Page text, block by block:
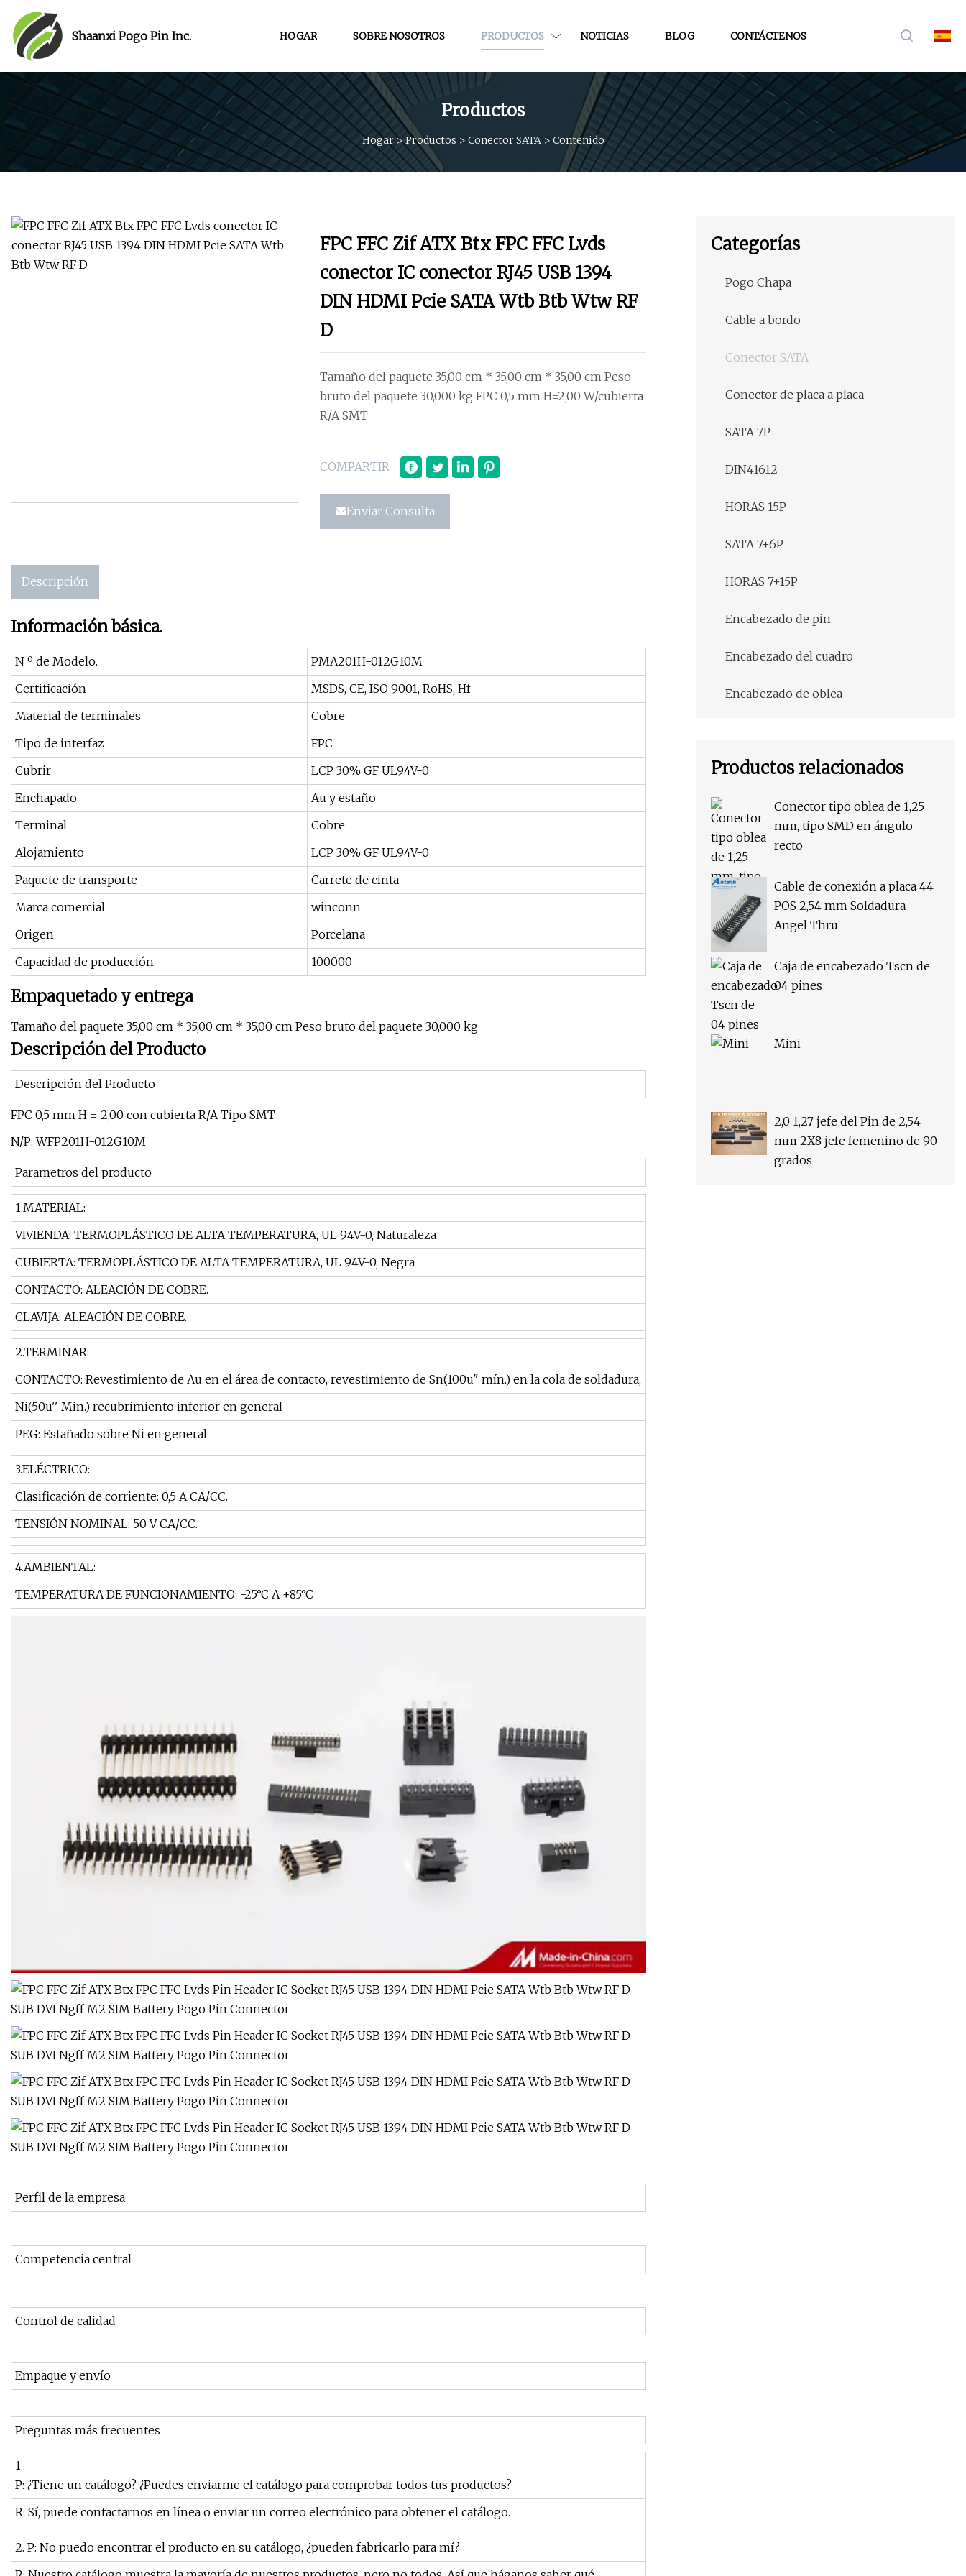
Shaanxi Pogo Pin Inc. HOGAR SOBRE NOSOTROS PRODUCTOS NOTICIAS BLOG CONTÁCTENOS
Productos
Hogar>Productos > Conector SATA > Contenido
FPC FFC Zif ATX Btx FPC FFC Lvds
conector IC conector RJ45 USB 1394
DIN HDMI Pcie SATA Wtb Btb Wtw RF
D
Tamaño del paquete 35,00 cm * 35,00 cm * 35,00 cm Peso
bruto del paquete 30,000 kg FPC 0,5 mm H=2,00 W/cubierta
R/A SMT
COMPARTIR
Enviar Consulta
Descripción
Información básica.
N º de Modelo.
PMA201H-012G10M
Certificación
MSDS, CE, ISO 9001, RoHS, Hf
Material de terminales
Cobre
Tipo de interfaz
FPC
Cubrir
LCP 30% GF UL94V-0
Enchapado
Au y estaño
Terminal
Cobre
Alojamiento
LCP 30% GF UL94V-0
Paquete de transporte
Carrete de cinta
Marca comercial
winconn
Origen
Porcelana
Capacidad de producción
100000
Empaquetado y entrega
Tamaño del paquete 35,00 cm * 35,00 cm * 35,00 cm Peso bruto del paquete 30,000 kg
Descripción del Producto
Descripción del Producto
FPC 0,5 mm H = 2,00 con cubierta R/A Tipo SMT
N/P: WFP201H-012G10M
Parametros del producto
1.MATERIAL:
VIVIENDA: TERMOPLÁSTICO DE ALTA TEMPERATURA, UL 94V-0, Naturaleza
CUBIERTA: TERMOPLÁSTICO DE ALTA TEMPERATURA, UL 94V-0, Negra
CONTACTO: ALEACIÓN DE COBRE.
CLAVIJA: ALEACIÓN DE COBRE.
2.TERMINAR:
CONTACTO: Revestimiento de Au en el área de contacto, revestimiento de Sn(100u" mín.) en la cola de soldadura,
Ni(50u'' Min.) recubrimiento inferior en general
PEG: Estañado sobre Ni en general.
3.ELÉCTRICO:
Clasificación de corriente: 0,5 A CA/CC.
TENSIÓN NOMINAL: 50 V CA/CC.
4.AMBIENTAL:
TEMPERATURA DE FUNCIONAMIENTO: -25°C A +85°C
Perfil de la empresa
Competencia central
Control de calidad
Empaque y envío
Preguntas más frecuentes
1
P: ¿Tiene un catálogo? ¿Puedes enviarme el catálogo para comprobar todos tus productos?
R: Sí, puede contactarnos en línea o enviar un correo electrónico para obtener el catálogo.
2. P: No puedo encontrar el producto en su catálogo, ¿pueden fabricarlo para mí?
Categorías
Pogo Chapa
Cable a bordo
Conector SATA
Conector de placa a placa
SATA 7P
DIN41612
HORAS 15P
SATA 7+6P
HORAS 7+15P
Encabezado de pin
Encabezado del cuadro
Encabezado de oblea
Productos relacionados
Conector tipo oblea de 1,25
mm, tipo SMD en ángulo
recto
Cable de conexión a placa 44
POS 2,54 mm Soldadura
Angel Thru
Caja de encabezado Tscn de
04 pines
Mini
2,0 1,27 jefe del Pin de 2,54
mm 2X8 jefe femenino de 90
grados